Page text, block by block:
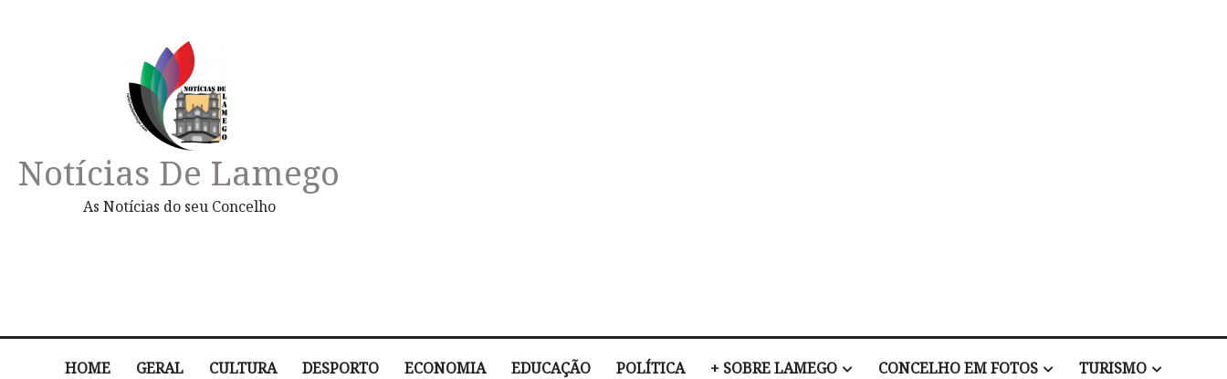
Notícias De Lamego
As Notícias do seu Concelho
HOME GERAL CULTURA DESPORTO ECONOMIA EDUCAÇÃO POLÍTICA + SOBRE LAMEGO CONCELHO EM FOTOS TURISMO